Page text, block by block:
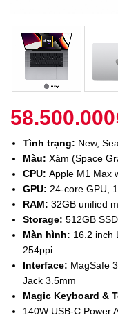
58.500.000
Tình trạng: New,
Màu: Xám (Space
CPU:Apple M1 Max
GPU: 24-core GPU,
RAM:32GB unified
Storage:512GB
Màn hình: 16.2 inch
254ppi
Interface: MagSafe
Jack 3.5mm
Magic Keyboard &
140W USB-C Power